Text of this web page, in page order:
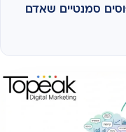
סמנטיים שאדם